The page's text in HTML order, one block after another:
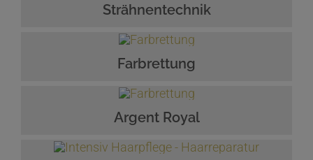
Strähnentechnik
Farbrettung
Argent Royal